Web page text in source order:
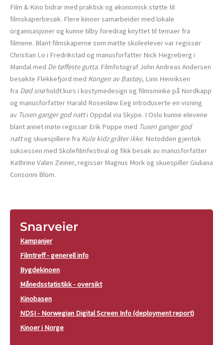
Film & Kino bidrar med praktisk og økonomisk støtte til
filmskaperbesøk. Flere kinoer samarbeider med lokale
organisasjoner og kunne tilby foredrag knyttet til temaer fra
filmene. Blant filmskaperne som møtte skoleelever var regissør
Christian Lo i Fredrikstad og manusforfatter Nick Hegreberg i
Mandal med De tøffeste gutta. Filmfotograf John Andreas Andersen
besøkte Flekkefjord med Kongen av Bastøy, Linn Henriksen
fra Død snøholdt kurs i kostymedesign og filmsminke på Nordkapp
og manusforfatter Harald Rosenløw Eeg introduserte en visning
av Tusen ganger god natti Oppdal via Skype. I Oslo kunne elevene
blant annet møte regissør Erik Poppe med Tusen ganger god
nattog skuespillere fra Kule kidz gråter ikke. Notodden gjentok
suksessen med Skolefilmfestival og fikk besøk av manusforfatter
Kathrine Valen Zeiner, regissør Magnus Mork og skuespiller Giuliana
Consonni Blom.
Snarveier
Kampanjer
Filmtreff - generell info
Bygdekinoen
Månedsstatistikk - oversikt
Kinobasen
NDSI - Norwegian Digital Screen Info (deployment report)
Kinoer i Norge